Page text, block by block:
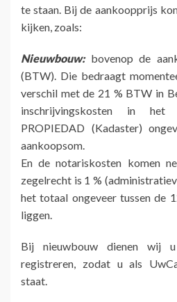
te staan. Bij de aankoopprijs
kijken, zoals:
Nieuwbouw:bovenop de
(BTW). Die bedraagt
verschil met de 21 % BTW in
inschrijvingskosten in
PROPIEDAD (Kadaster)
aankoopsom.
En de notariskosten komen
zegelrecht is 1 %
het totaal ongeveer tussen de
liggen.
Bij nieuwbouw dienen wij
registreren, zodat u als
staat.